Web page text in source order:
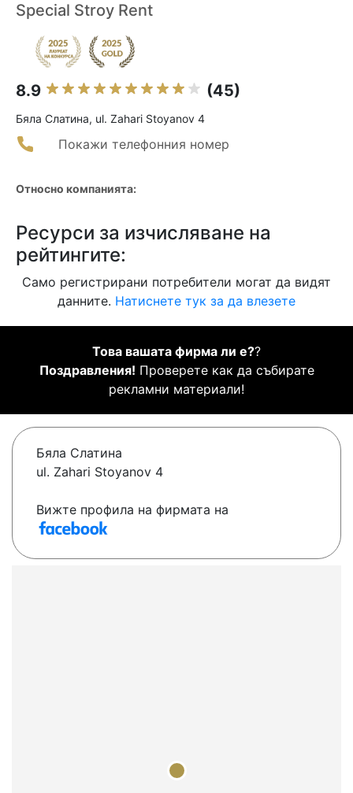
Special Stroy Rent
8.9 (45)
Бяла Слатина, ul. Zahari Stoyanov 4
Покажи телефонния номер
Относно компанията:
Ресурси за изчисляване на
рейтингите:
Само регистрирани потребители могат да видят
данните. Натиснете тук за да влезете
Това вашата фирма ли е??
Поздравления! Проверете как да събирате
рекламни материали!
Бяла Слатина
ul. Zahari Stoyanov 4
Вижте профила на фирмата на